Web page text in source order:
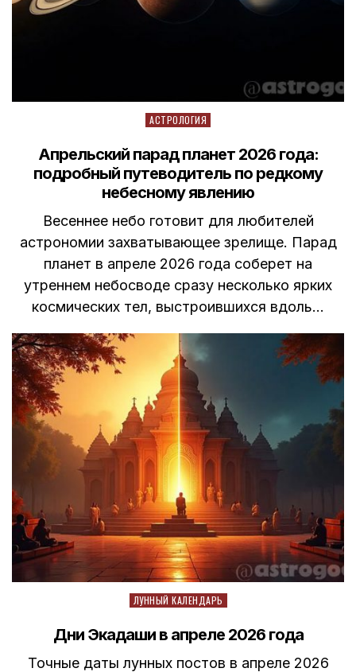
Posted
АСТРОЛОГИЯ
Апрельский парад планет 2026 года:
подробный путеводитель по редкому
небесному явлению
Весеннее небо готовит для любителей
астрономии захватывающее зрелище. Парад
планет в апреле 2026 года соберет на
утреннем небосводе сразу несколько ярких
космических тел, выстроившихся вдоль…
Posted
ЛУННЫЙ КАЛЕНДАРЬ
Дни Экадаши в апреле 2026 года
Точные даты лунных постов в апреле 2026